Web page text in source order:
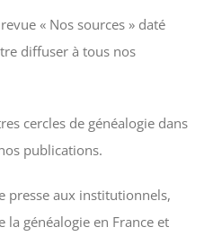
« Nos sources » daté
diffuser à tous nos
cercles de généalogie dans
publications.
presse aux institutionnels,
généalogie en France et